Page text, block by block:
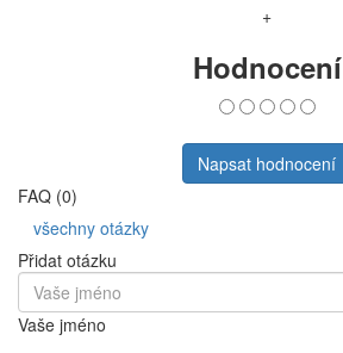
+
Hodnocení
Napsat hodnocení
FAQ (0)
všechny otázky
Přidat otázku
Vaše jméno